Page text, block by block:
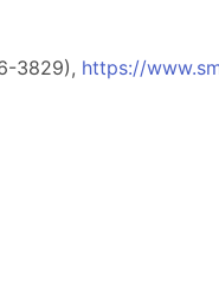
3829), https://